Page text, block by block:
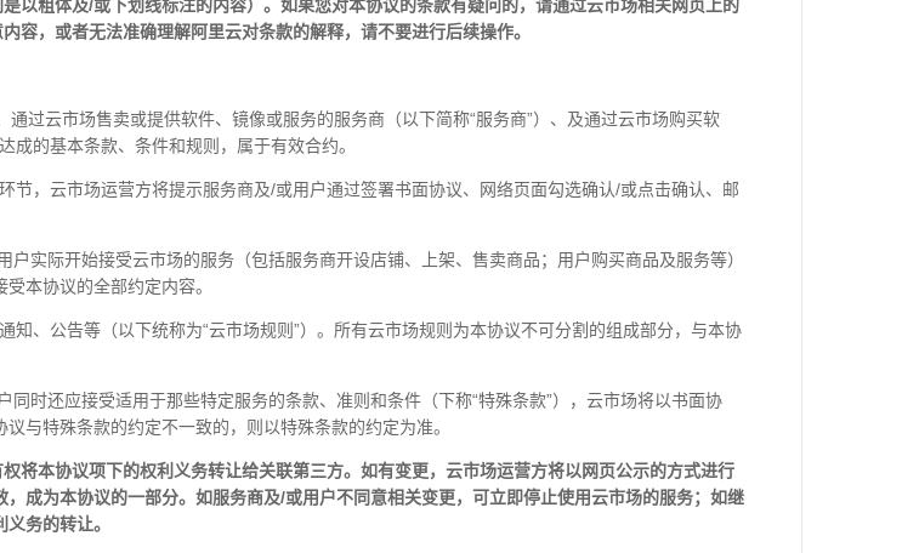
以粗体及/或下划线标注的内容）。如果您对本协议的条款有疑问的，请通过云市场相关网页上的
容，或者无法准确理解阿里云对条款的解释，请不要进行后续操作。
过云市场售卖或提供软件、镜像或服务的服务商（以下简称“服务商”）、及通过云市场购买软
成的基本条款、条件和规则，属于有效合约。
，云市场运营方将提示服务商及/或用户通过签署书面协议、网络页面勾选确认/或点击确认、邮
实际开始接受云市场的服务（包括服务商开设店铺、上架、售卖商品；用户购买商品及服务等）
本协议的全部约定内容。
、公告等（以下统称为“云市场规则”）。所有云市场规则为本协议不可分割的组成部分，与本协
时还应接受适用于那些特定服务的条款、准则和条件（下称“特殊条款”），云市场将以书面协
与特殊条款的约定不一致的，则以特殊条款的约定为准。
将本协议项下的权利义务转让给关联第三方。如有变更，云市场运营方将以网页公示的方式进行
成为本协议的一部分。如服务商及/或用户不同意相关变更，可立即停止使用云市场的服务；如继
务的转让。